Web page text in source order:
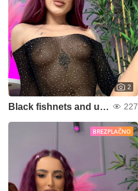
2
Black fishnets and unspoken desires 227
BREZPLAČNO